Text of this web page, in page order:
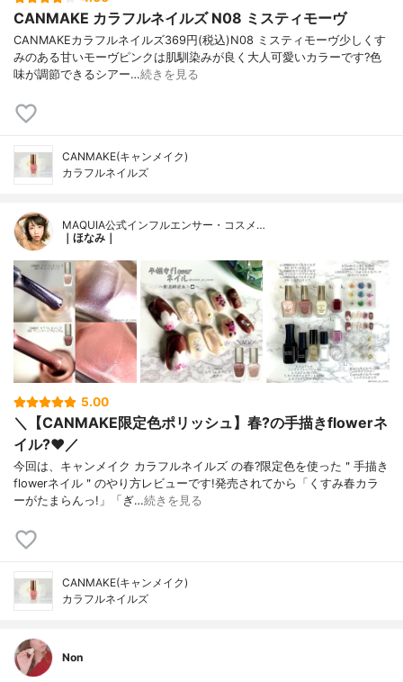
CANMAKE カラフルネイルズ N08 ミスティモーヴ
CANMAKEカラフルネイルズ369円(税込)N08 ミスティモーヴ少しくす
みのある甘いモーヴピンクは肌馴染みが良く大人可愛いカラーです?色
味が調節できるシアー…続きを見る
CANMAKE(キャンメイク)
カラフルネイルズ
MAQUIA公式インフルエンサー・コスメ…
｜ほなみ｜
5.00
＼【CANMAKE限定色ポリッシュ】春?の手描きflowerネ
イル?❤️／
今回は、キャンメイク カラフルネイルズ の春?限定色を使った＂手描き
flowerネイル＂のやり方レビューです!発売されてから「くすみ春カラ
ーがたまらんっ!」「ぎ…続きを見る
CANMAKE(キャンメイク)
カラフルネイルズ
Non